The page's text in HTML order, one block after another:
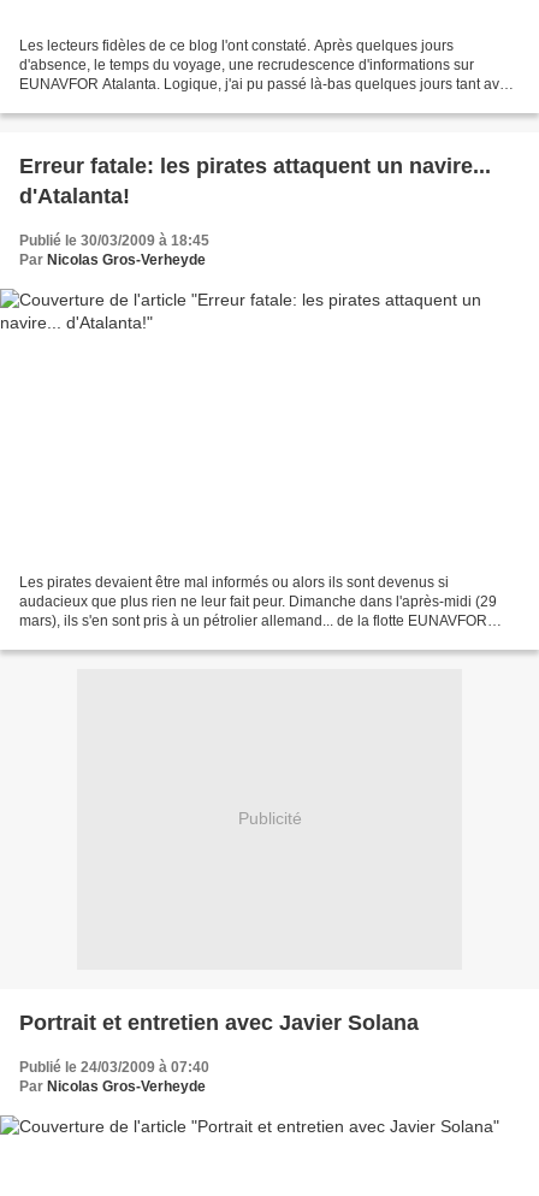
Les lecteurs fidèles de ce blog l'ont constaté. Après quelques jours
d'absence, le temps du voyage, une recrudescence d'informations sur
EUNAVFOR Atalanta. Logique, j'ai pu passé là-bas quelques jours tant avec
Erreur fatale: les pirates attaquent un navire...
d'Atalanta!
Publié le 30/03/2009 à 18:45
Par Nicolas Gros-Verheyde
Les pirates devaient être mal informés ou alors ils sont devenus si
audacieux que plus rien ne leur fait peur. Dimanche dans l'après-midi (29
mars), ils s'en sont pris à un pétrolier allemand... de la flotte EUNAVFOR
Publicité
Portrait et entretien avec Javier Solana
Publié le 24/03/2009 à 07:40
Par Nicolas Gros-Verheyde